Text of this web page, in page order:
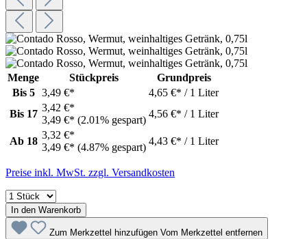
Menge Stückpreis
Grundpreis
Bis 5 3,49 €*
4,65 €* / 1 Liter
Bis 17
3,42 €*
3,49 €* (2.01% gespart)
4,56 €* / 1 Liter
Ab 18
3,32 €*
3,49 €* (4.87% gespart)
4,43 €* / 1 Liter
Preise inkl. MwSt. zzgl. Versandkosten
In den Warenkorb
Zum Merkzettel hinzufügen Vom Merkzettel entfernen